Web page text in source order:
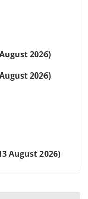
2026)
2026)
August 2026)